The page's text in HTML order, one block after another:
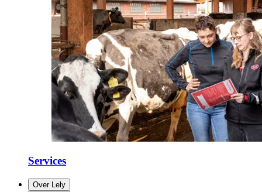
Services
Over Lely